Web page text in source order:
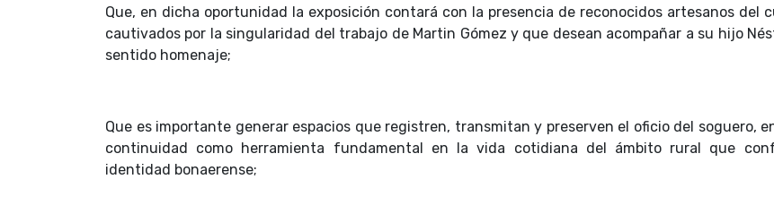
Que, en dicha oportunidad la exposición contará con la presencia de reconocidos artesanos del
cautivados por la singularidad del trabajo de Martin Gómez y que desean acompañar a su hijo
sentido homenaje;
Que es importante generar espacios que registren, transmitan y preserven el oficio del soguero,
continuidad como herramienta fundamental en la vida cotidiana del ámbito rural que
identidad bonaerense;